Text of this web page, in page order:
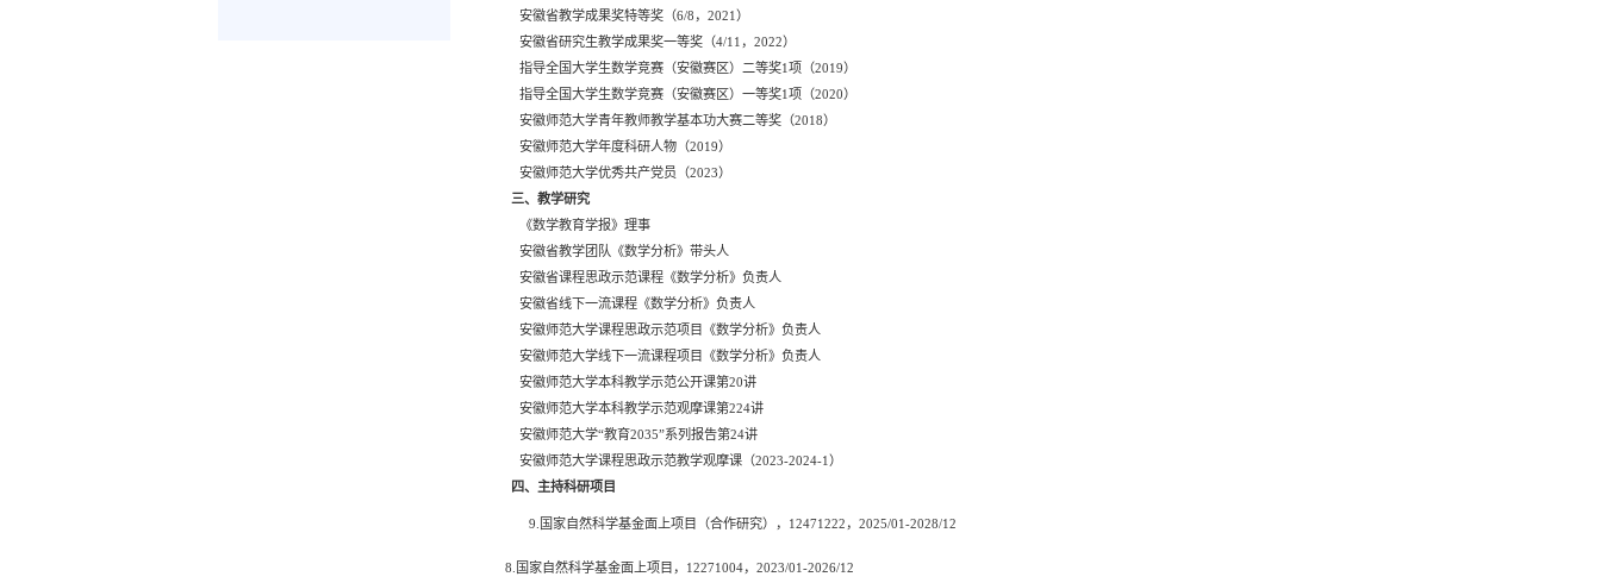
安徽省教学成果奖特等奖 （6/8 ，2021 ）
安徽省研究生教学成果奖一等奖 （4/11 ，2022）
指导全国大学生数学竞赛（安徽赛区）二等奖1项 （2019）
指导全国大学生数学竞赛（安徽赛区）一等奖1项 （2020）
安徽师范大学青年教师教学基本功大赛二等奖 （2018）
安徽师范大学年度科研人物 （2019）
安徽师范大学优秀共产党员（2023）
三、教学研究
《数学教育学报》理事
安徽省教学团队《数学分析》带头人
安徽省课程思政示范课程《数学分析》负责人
安徽省线下一流课程《数学分析》负责人
安徽师范大学课程思政示范项目《数学分析》负责人
安徽师范大学线下一流课程项目《数学分析》负责人
安徽师范大学本科教学示范公开课第20讲
安徽师范大学本科教学示范观摩课第224讲
安徽师范大学“教育2035”系列报告第24讲
安徽师范大学课程思政示范教学观摩课（2023-2024-1）
四、主持科研项目
9 国家自然科学基金面上项目 （合作研究） ， 12471222 ， 2025/01-2028/12
8. 国家自然科学基金面上项目， 12271004，2023/01-2026/12